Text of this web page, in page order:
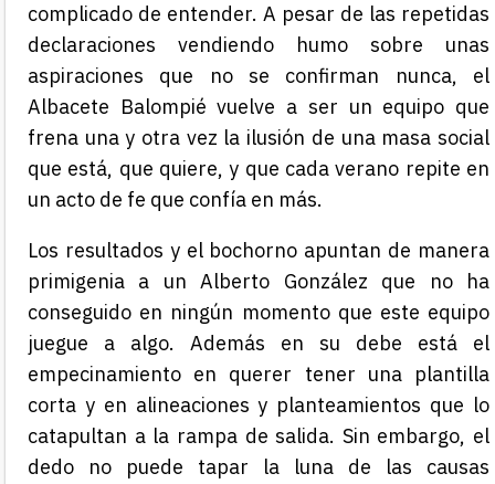
complicado de entender. A pesar de las repetidas
declaraciones vendiendo humo sobre unas
aspiraciones que no se confirman nunca, el
Albacete Balompié vuelve a ser un equipo que
frena una y otra vez la ilusión de una masa social
que está, que quiere, y que cada verano repite en
un acto de fe que confía en más.
Los resultados y el bochorno apuntan de manera
primigenia a un Alberto González que no ha
conseguido en ningún momento que este equipo
juegue a algo. Además en su debe está el
empecinamiento en querer tener una plantilla
corta y en alineaciones y planteamientos que lo
catapultan a la rampa de salida. Sin embargo, el
dedo no puede tapar la luna de las causas